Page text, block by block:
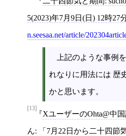
5(2023)年7月9日(日) 12時27
n.seesaa.net/article/
上記のような事例
れなりに用法には 歴
かと思います。
[13]
XユーザーのOhta@中
ん: 「7月22日から二十四節